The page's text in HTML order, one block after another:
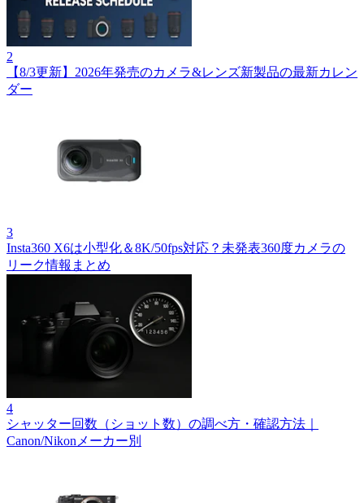
2
【8/3更新】2026年発売のカメラ&レンズ新製品の最新カレン
ダー
3
Insta360 X6は小型化＆8K/50fps対応？未発表360度カメラの
リーク情報まとめ
4
シャッター回数（ショット数）の調べ方・確認方法｜
Canon/Nikonメーカー別